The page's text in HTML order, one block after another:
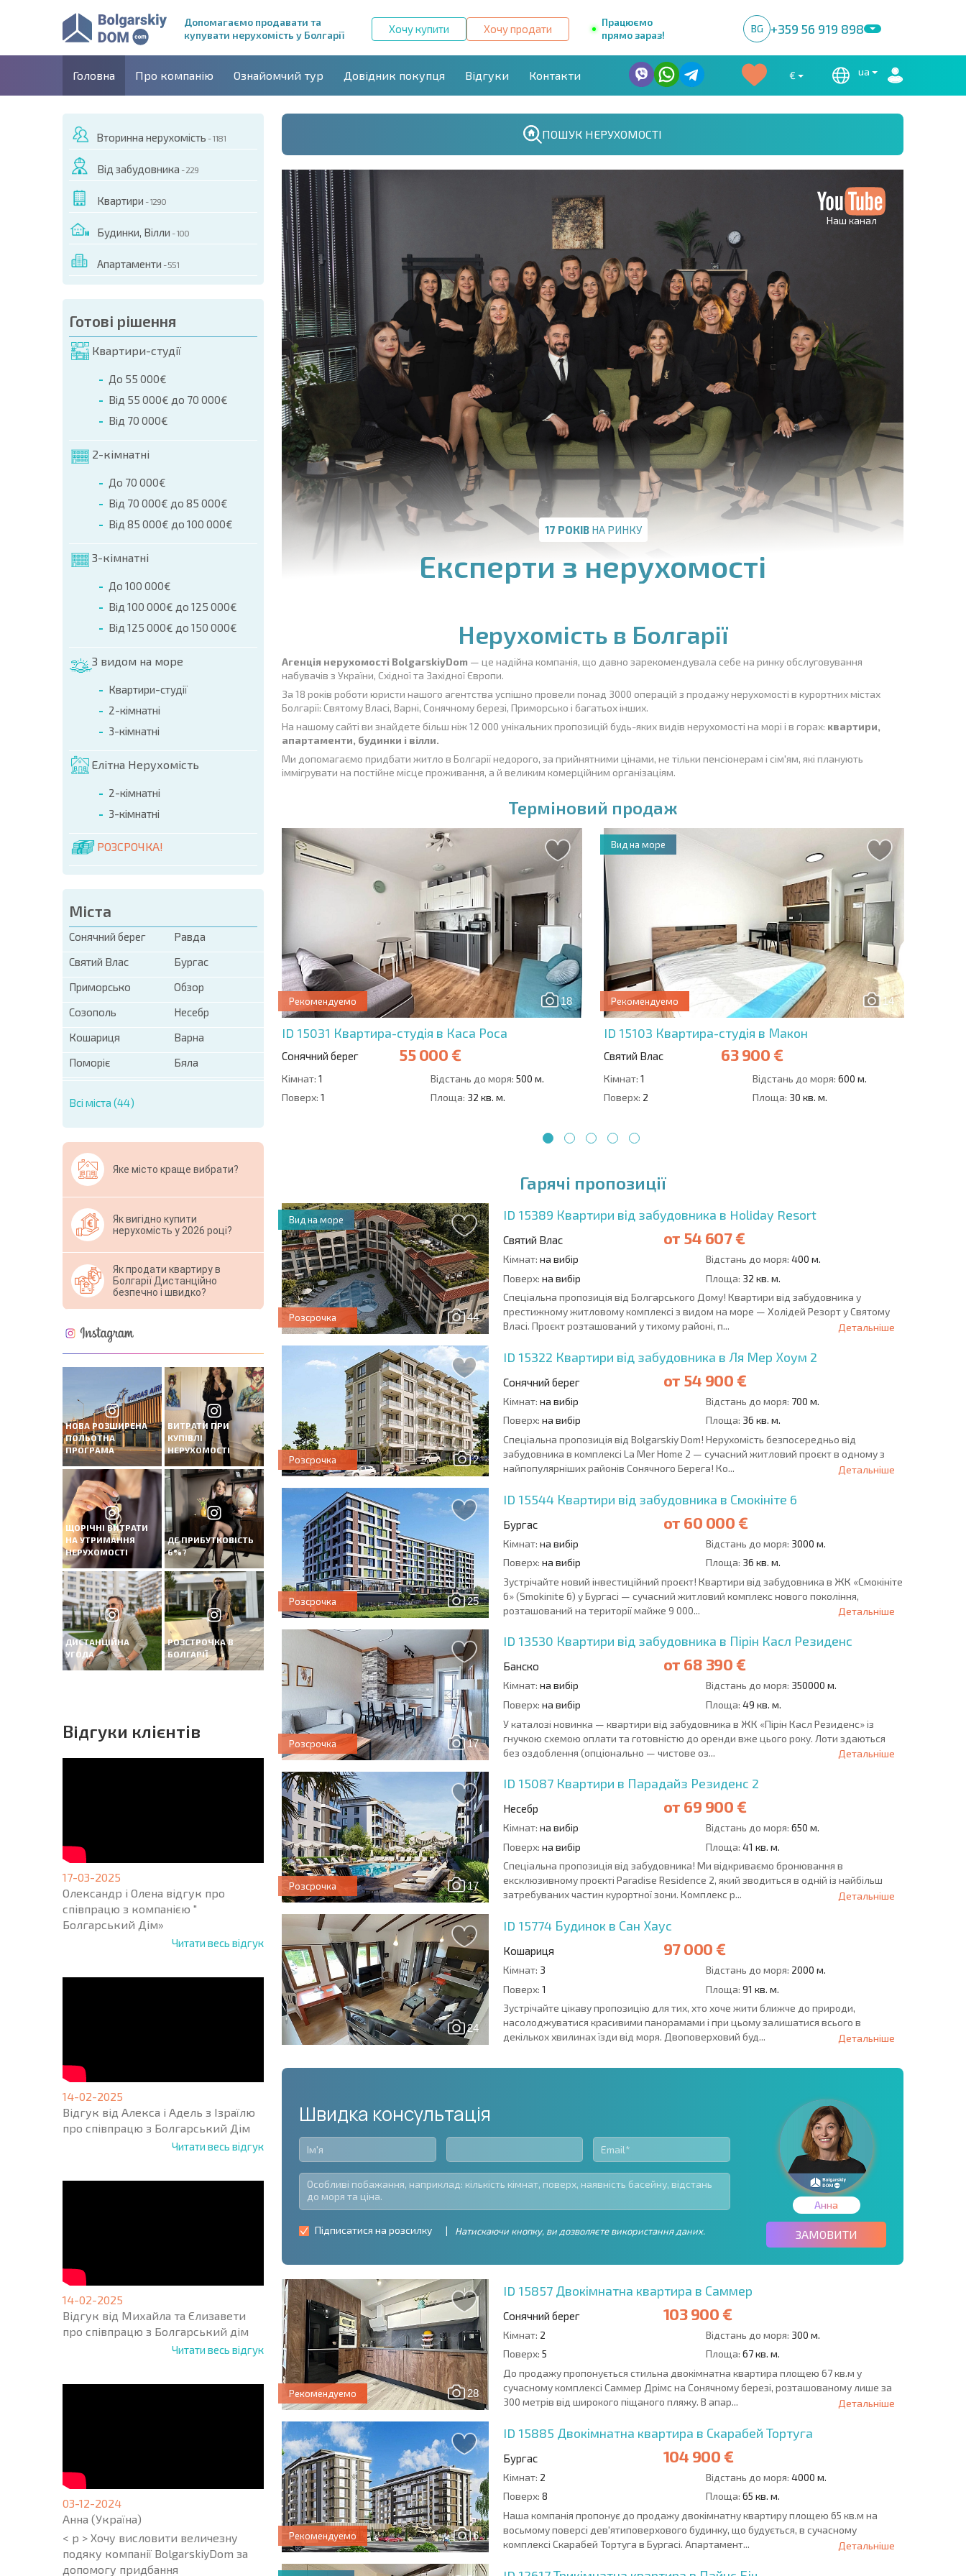
Допомагаємо продавати та
купувати нерухомість у Болгарії
Хочу купити Хочу продати
Працюємо
прямо зараз!
BG +359 56 919 898
Головна Про компанію Ознайомчий тур Довідник покупця Відгуки Контакти € ua
Вторинна нерухомість - 1181
Від забудовника - 229
Квартири - 1290
Будинки, Вілли - 100
Апартаменти - 551
Готові рішення
Квартири-студії
До 55 000€
Від 55 000€ до 70 000€
Від 70 000€
2-кімнатні
До 70 000€
Від 70 000€ до 85 000€
Від 85 000€ до 100 000€
3-кімнатні
До 100 000€
Від 100 000€ до 125 000€
Від 125 000€ до 150 000€
З видом на море
Квартири-студії
2-кімнатні
3-кімнатні
Елітна Нерухомість
2-кімнатні
3-кімнатні
РОЗСРОЧКА!
Міста
Сонячний берег
Равда
Святий Влас
Бургас
Приморсько
Обзор
Созополь
Несебр
Кошариця
Варна
Поморіє
Бяла
Всі міста (44)
Яке місто краще вибрати?
Як вигідно купити
нерухомість у 2026 році?
Як продати квартиру в
Болгарії Дистанційно
безпечно і швидко?
НОВА РОЗШИРЕНА
ПОЛЬОТНА
ПРОГРАМА
ВИТРАТИ ПРИ
КУПІВЛІ
НЕРУХОМОСТІ
ЩОРІЧНІ ВИТРАТИ
НА УТРИМАННЯ
НЕРУХОМОСТІ
ДЕ ПРИБУТКОВІСТЬ
6%?
ДИСТАНЦІЙНА
УГОДА
РОЗСТРОЧКА В
БОЛГАРІЇ
Вiдгуки клієнтів
17-03-2025
Олександр і Олена відгук про
співпрацю з компанією "
Болгарський Дім»
Читати весь відгук
14-02-2025
Відгук від Алекса і Адель з Ізраїлю
про співпрацю з Болгарський Дім
Читати весь відгук
14-02-2025
Відгук від Михайла та Єлизавети
про співпрацю з Болгарський дім
Читати весь відгук
03-12-2024
Анна (Україна)
< p > Хочу висловити величезну
подяку компанії BolgarskiyDom за
допомогу придбання
Наш канал
17 РОКІВНА РИНКУ
Експерти з нерухомості
ПОШУК НЕРУХОМОСТІ
Нерухомість в Болгарії
Агенція нерухомості BolgarskiyDom — це надійна компанія, що давно зарекомендувала себе на ринку обслуговування
набувачів з України, Східної та Західної Європи.
За 18 років роботи юристи нашого агентства успішно провели понад 3000 операцій з продажу нерухомості в курортних містах
Болгарії: Святому Власі, Варні, Сонячному березі, Приморсько і багатьох інших.
На нашому сайті ви знайдете більш ніж 12 000 унікальних пропозицій будь-яких видів нерухомості на морі і в горах: квартири,
апартаменти, будинки і вілли.
Ми допомагаємо придбати житло в Болгарії недорого, за прийнятними цінами, не тільки пенсіонерам і сім'ям, які планують
іммігрувати на постійне місце проживання, а й великим комерційним організаціям.
Терміновий продаж
Трикімнатна квартира в Етера 4
215 000 €
Відстань до моря:200 м.
Площа:
18
Рекомендуемо
ID 15031 Квартира-студія в Каса Роса
Сонячний берег 55 000 €
Кімнат: 1 Відстань до моря: 500 м.
Поверх: 1 Площа: 32 кв. м.
14
Рекомендуемо
ID 15103 Квартира-студія в Макон
Святий Влас 63 900 €
Кімнат: 1 Відстань до моря: 600 м.
Поверх: 2 Площа: 30 кв. м.
Вид на море
Гарячі пропозиції
44
Розсрочка
ID 15389 Квартири від забудовника в Holiday Resort
Святий Влас от 54 607 €
Кімнат: на вибір Відстань до моря: 400 м.
Поверх: на вибір Площа: 32 кв. м.
Вид на море
Спеціальна пропозиція від Болгарського Дому! Квартири від забудовника у
престижному житловому комплексі з видом на море — Холідей Резорт у Святому
Власі. Проєкт розташований у тихому районі, п...
Детальніше
2
Розсрочка
ID 15322 Квартири від забудовника в Ля Мер Хоум 2
Сонячний берег от 54 900 €
Кімнат: на вибір Відстань до моря: 700 м.
Поверх: на вибір Площа: 36 кв. м.
Спеціальна пропозиція від Bolgarskiy Dom! Нерухомість безпосередньо від
забудовника в комплексі La Mer Home 2 — сучасний житловий проєкт в одному з
найпопулярніших районів Сонячного Берега! Ко...
Детальніше
25
Розсрочка
ID 15544 Квартири від забудовника в Смокініте 6
Бургас от 60 000 €
Кімнат: на вибір Відстань до моря: 3000 м.
Поверх: на вибір Площа: 36 кв. м.
Зустрічайте новий інвестиційний проєкт! Квартири від забудовника в ЖК «Смокініте
6» (Smokinite 6) у Бургасі — сучасний житловий комплекс нового покоління,
розташований на території майже 9 000...
Детальніше
17
Розсрочка
ID 13530 Квартири від забудовника в Пірін Касл Резиденс
Банско от 68 390 €
Кімнат: на вибір Відстань до моря: 350000 м.
Поверх: на вибір Площа: 49 кв. м.
У каталозі новинка — квартири від забудовника в ЖК «Пірін Касл Резиденс» із
гнучкою схемою оплати та готовністю до оренди вже цього року. Лоти здаються
без оздоблення (опціонально — чистове оз...
Детальніше
17
Розсрочка
ID 15087 Квартири в Парадайз Резиденс 2
Несебр от 69 900 €
Кімнат: на вибір Відстань до моря: 650 м.
Поверх: на вибір Площа: 41 кв. м.
Спеціальна пропозиція від забудовника! Ми відкриваємо бронювання в
ексклюзивному проєкті Paradise Residence 2, який зводиться в одній із найбільш
затребуваних частин курортної зони. Комплекс р...
Детальніше
24
ID 15774 Будинок в Сан Хаус
Кошариця 97 000 €
Кімнат: 3 Відстань до моря: 2000 м.
Поверх: 1 Площа: 91 кв. м.
Зустрічайте цікаву пропозицію для тих, хто хоче жити ближче до природи,
насолоджуватися красивими панорамами і при цьому залишатися всього в
декількох хвилинах їзди від моря. Двоповерховий буд...
Детальніше
Швидка консультація
Підписатися на розсилку Натискаючи кнопку, ви дозволяєте використання даних.
Анна
ЗАМОВИТИ
28
Рекомендуемо
ID 15857 Двокімнатна квартира в Саммер
Сонячний берег 103 900 €
Кімнат: 2 Відстань до моря: 300 м.
Поверх: 5 Площа: 67 кв. м.
До продажу пропонується стильна двокімнатна квартира площею 67 кв.м у
сучасному комплексі Саммер Дрімс на Сонячному березі, розташованому лише за
300 метрів від широкого піщаного пляжу. В апар...
Детальніше
6
Рекомендуемо
ID 15885 Двокімнатна квартира в Скарабей Тортуга
Бургас 104 900 €
Кімнат: 2 Відстань до моря: 4000 м.
Поверх: 8 Площа: 65 кв. м.
Наша компанія пропонує до продажу двокімнатну квартиру площею 65 кв.м на
восьмому поверсі дев'ятиповерхового будинку, що будується, в сучасному
комплексі Скарабей Тортуга в Бургасі. Апартамент...
Детальніше